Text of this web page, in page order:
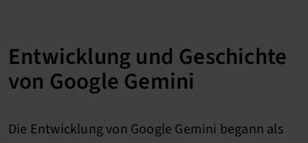
Entwicklung und Geschichte
von Google Gemini
Die Entwicklung von Google Gemini begann als